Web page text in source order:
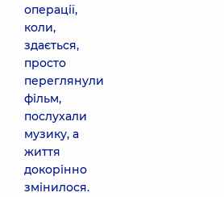
операції,
коли,
здається,
просто
переглянули
фільм,
послухали
музику, а
життя
докорінно
змінилося.